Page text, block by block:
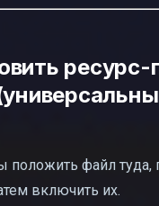
ресурс-
положить файл туда,
включить их.